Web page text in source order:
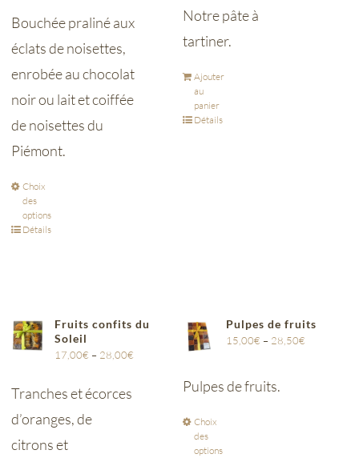
Bouchée praliné aux
éclats de noisettes,
enrobée au chocolat
noir ou lait et coiffée
de noisettes du
Piémont.
Choix
des
options
Détails
Notre pâte à
tartiner.
Ajouter
au
panier
Détails
Fruits confits du
Soleil
17,00€ – 28,00€
Tranches et écorces
d’oranges, de
citrons et
Pulpes de fruits
15,00€ – 28,50€
Pulpes de fruits.
Choix
des
options